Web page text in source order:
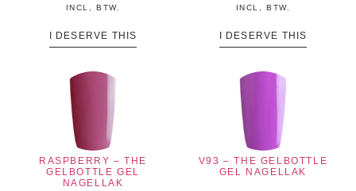
INCL, BTW.
I DESERVE THIS
INCL, BTW.
I DESERVE THIS
RASPBERRY – THE
GELBOTTLE GEL
NAGELLAK
V93 – THE GELBOTTLE
GEL NAGELLAK